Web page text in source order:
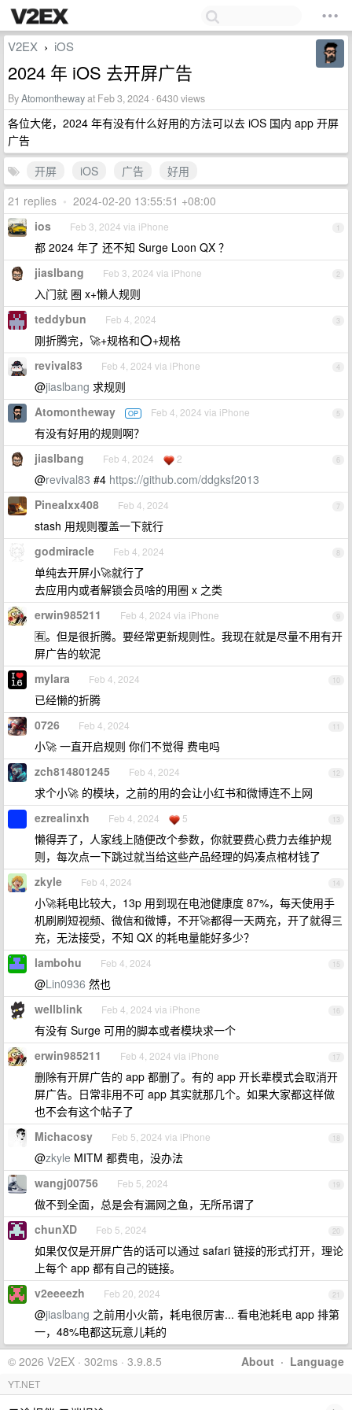
V2EX › iOS
2024 年 iOS 去开屏广告
ByAtomonthewayat Feb 3, 2024 · 6430 views
各位大佬，2024 年有没有什么好用的方法可以去 iOS 国内 app 开屏
广告
开屏
iOS 广告
好用
21 replies • 2024-02-20 13:55:51 +08:00
1
ios Feb 3, 2024 via iPhone
都 2024 年了 还不知 Surge Loon QX ？
2
jiaslbang Feb 3, 2024 via iPhone
入门就 圈 x+懒人规则
3
teddybun Feb 4, 2024
刚折腾完，🚀+规格和⭕️+规格
4
revival83 Feb 4, 2024 via iPhone
@jiaslbang 求规则
5
Atomontheway OP Feb 4, 2024 via iPhone
有没有好用的规则啊？
6
jiaslbang Feb 4, 2024 2
@revival83 #4 https://github.com/ddgksf2013
7
Pinealxx408 Feb 4, 2024
stash 用规则覆盖一下就行
8
godmiracle Feb 4, 2024
单纯去开屏小🚀就行了
去应用内或者解锁会员啥的用圈 x 之类
9
erwin985211 Feb 4, 2024 via iPhone
🈶。但是很折腾。要经常更新规则性。我现在就是尽量不用有开
屏广告的软泥
10
mylara Feb 4, 2024
已经懒的折腾
11
0726 Feb 4, 2024
小🚀 一直开启规则 你们不觉得 费电吗
12
zch814801245 Feb 4, 2024
求个小🚀 的模块，之前的用的会让小红书和微博连不上网
13
ezrealinxh Feb 4, 2024 5
懒得弄了，人家线上随便改个参数，你就要费心费力去维护规
则，每次点一下跳过就当给这些产品经理的妈凑点棺材钱了
14
zkyle Feb 4, 2024
小🚀耗电比较大，13p 用到现在电池健康度 87%，每天使用手
机刷刷短视频、微信和微博，不开🚀都得一天两充，开了就得三
充，无法接受，不知 QX 的耗电量能好多少？
15
lambohu Feb 4, 2024
@Lin0936 然也
16
wellblink Feb 4, 2024 via iPhone
有没有 Surge 可用的脚本或者模块求一个
17
erwin985211 Feb 4, 2024 via iPhone
删除有开屏广告的 app 都删了。有的 app 开长辈模式会取消开
屏广告。日常非用不可 app 其实就那几个。如果大家都这样做
也不会有这个帖子了
18
Michacosy Feb 5, 2024 via iPhone
@zkyle MITM 都费电，没办法
19
wangj00756 Feb 5, 2024
做不到全面，总是会有漏网之鱼，无所吊谓了
20
chunXD Feb 5, 2024
如果仅仅是开屏广告的话可以通过 safari 链接的形式打开，理论
上每个 app 都有自己的链接。
21
v2eeeezh Feb 20, 2024
@jiaslbang 之前用小火箭，耗电很厉害... 看电池耗电 app 排第
一，48%电都这玩意儿耗的
About · Language
© 2026 V2EX · 302ms · 3.9.8.5
YT.NET